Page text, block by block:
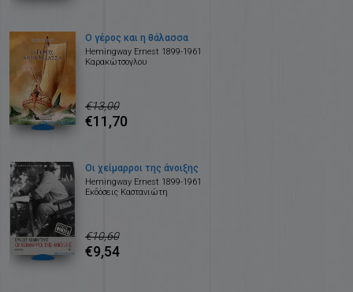
Ο γέρος και η θάλασσα
Hemingway Ernest 1899-1961
Καρακώτσογλου
€13,00
€11,70
Οι χείμαρροι της άνοιξης
Hemingway Ernest 1899-1961
Εκδόσεις Καστανιώτη
€10,60
€9,54